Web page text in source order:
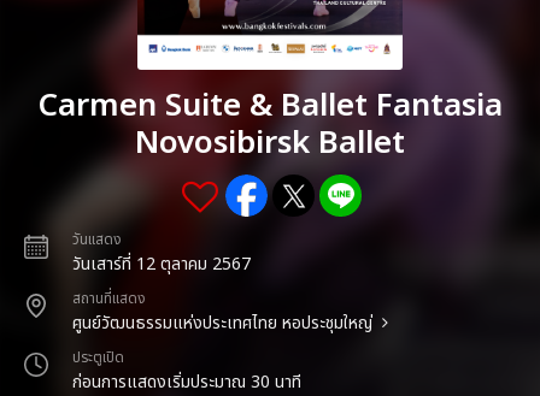
Carmen Suite & Ballet Fantasia
Novosibirsk Ballet
วันแสดง
วันเสาร์ที่ 12 ตุลาคม 2567
สถานที่แสดง
ศูนย์วัฒนธรรมแห่งประเทศไทย หอประชุมใหญ่
ประตูเปิด
ก่อนการแสดงเริ่มประมาณ 30 นาที